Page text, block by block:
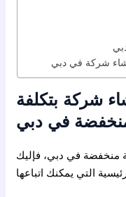
شركة في دبي
شركة بتكلفة
في دبي
منخفضة في دبي، فإليك